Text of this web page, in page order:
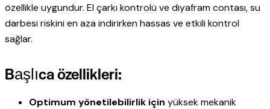
özellikle uygundur. El çarkı kontrolü ve diyafram contası, su
darbesi riskini en aza indirirken hassas ve etkili kontrol
sağlar.
Başlıca özellikleri:
Optimum yönetilebilirlik için yüksek mekanik